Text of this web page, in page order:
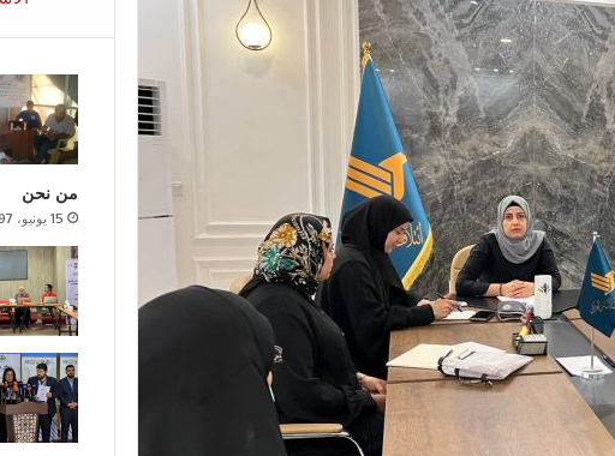
من نحن
15 يونيو، 1997